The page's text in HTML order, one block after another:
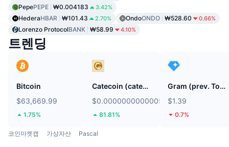
PepePEPE ₩0.004183 3.42%
HederaHBAR ₩101.43 2.70% OndoONDO ₩528.60 0.66%
Lorenzo ProtocolBANK ₩58.99 4.10%
트렌딩
Bitcoin
$63,669.99
1.75%
Catecoin (catecoin.shop)
$0.0000000000005412
81.81%
Gram (prev. Toncoin)
$1.39
0.7%
코인마켓캡 가상자산 Pascal